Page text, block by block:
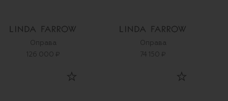
Оправа
126 000 ₽
Оправа
74 150 ₽